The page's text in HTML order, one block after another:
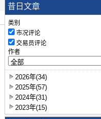
昔日文章
类别
市况评论
交易员评论
作者
2026年(34)
2025年(57)
2024年(31)
2023年(15)